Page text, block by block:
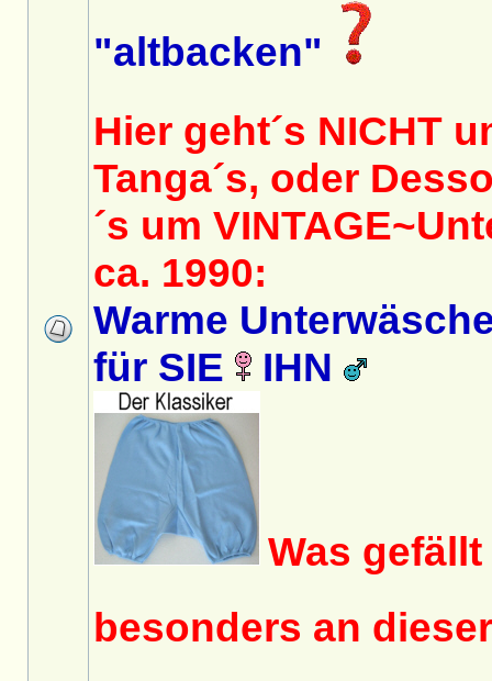
"altbacken"
Hier geht´s NICHT
Tanga´s, oder
´s um
ca. 1990:
Warme
für SIE
IHN
Was gefällt
besonders an